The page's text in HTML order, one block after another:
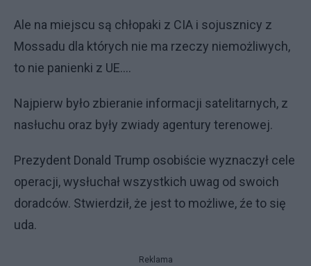
Ale na miejscu są chłopaki z CIA i sojusznicy z
Mossadu dla których nie ma rzeczy niemożliwych,
to nie panienki z UE....
Najpierw było zbieranie informacji satelitarnych, z
nasłuchu oraz były zwiady agentury terenowej.
Prezydent Donald Trump osobiście wyznaczył cele
operacji, wysłuchał wszystkich uwag od swoich
doradców. Stwierdził, że jest to możliwe, źe to się
uda.
Reklama